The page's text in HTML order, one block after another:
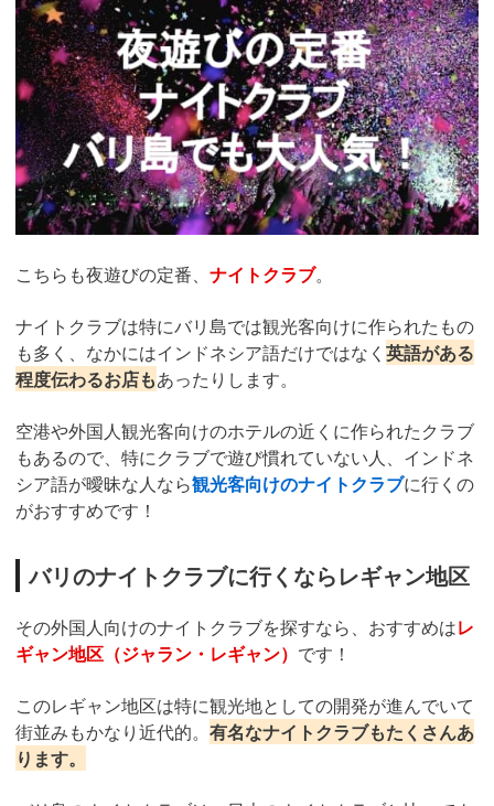
こちらも夜遊びの定番、 ナイトクラブ。
ナイトクラブは特にバリ島では観光客向けに作られたもの
も多く、なかにはインドネシア語だけではなく 英語がある
程度伝わるお店もあったりします。
空港や外国人観光客向けのホテルの近くに作られたクラブ
もあるので、特にクラブで遊び慣れていない人、インドネ
シア語が曖昧な人なら観光客向けのナイトクラブに行くの
がおすすめです！
バリのナイトクラブに行くならレギャン地区
その外国人向けのナイトクラブを探すなら、おすすめはレ
ギャン地区（ジャラン・レギャン） です！
このレギャン地区は特に観光地としての開発が進んでいて
街並みもかなり近代的。 有名なナイトクラブもたくさんあ
ります。